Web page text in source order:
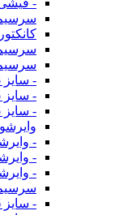
-
- سایز 5.5
- سایز 2.5
- سایز 1.5
وایرشو
-
-
-
- سایز 6